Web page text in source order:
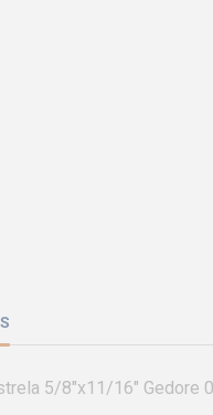
5/8"x11/16" Gedore